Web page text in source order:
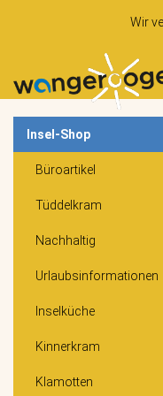
Wir
Insel-Shop
Büroartikel
Tüddelkram
Nachhaltig
Urlaubsinformationen
Inselküche
Kinnerkram
Klamotten